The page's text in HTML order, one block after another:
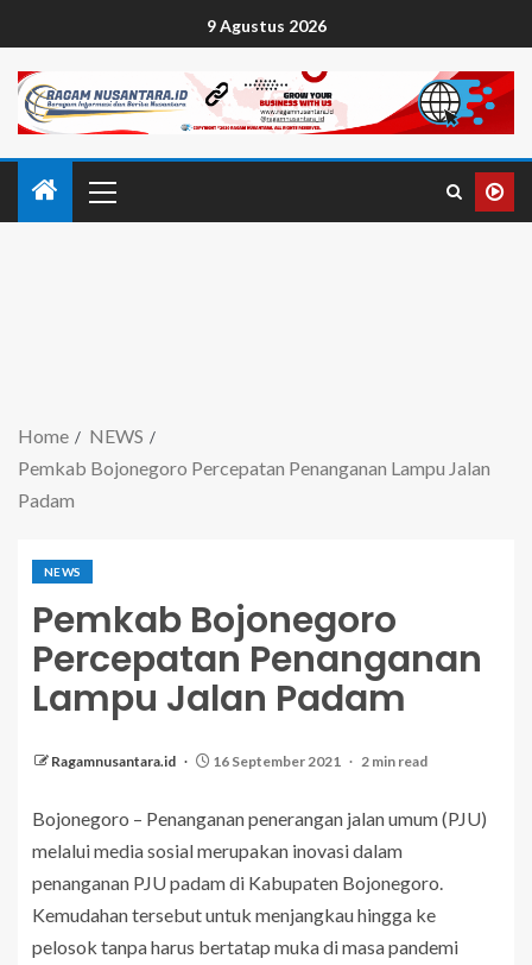
9 Agustus 2026
Home
NEWS
Pemkab Bojonegoro Percepatan Penanganan Lampu Jalan
Padam
NEWS
Pemkab Bojonegoro
Percepatan Penanganan
Lampu Jalan Padam
Ragamnusantara.id 16 September 2021 2 min read
Bojonegoro – Penanganan penerangan jalan umum (PJU)
melalui media sosial merupakan inovasi dalam
penanganan PJU padam di Kabupaten Bojonegoro.
Kemudahan tersebut untuk menjangkau hingga ke
pelosok tanpa harus bertatap muka di masa pandemi